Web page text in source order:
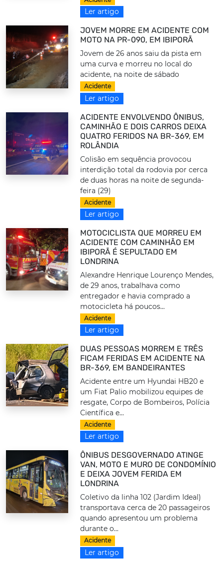
Ler artigo
JOVEM MORRE EM ACIDENTE COM
MOTO NA PR-090, EM IBIPORÃ
Jovem de 26 anos saiu da pista em
uma curva e morreu no local do
acidente, na noite de sábado
Acidente
Ler artigo
ACIDENTE ENVOLVENDO ÔNIBUS,
CAMINHÃO E DOIS CARROS DEIXA
QUATRO FERIDOS NA BR-369, EM
ROLÂNDIA
Colisão em sequência provocou
interdição total da rodovia por cerca
de duas horas na noite de segunda-
feira (29)
Acidente
Ler artigo
MOTOCICLISTA QUE MORREU EM
ACIDENTE COM CAMINHÃO EM
IBIPORÃ É SEPULTADO EM
LONDRINA
Alexandre Henrique Lourenço Mendes,
de 29 anos, trabalhava como
entregador e havia comprado a
motocicleta há poucos...
Acidente
Ler artigo
DUAS PESSOAS MORREM E TRÊS
FICAM FERIDAS EM ACIDENTE NA
BR-369, EM BANDEIRANTES
Acidente entre um Hyundai HB20 e
um Fiat Palio mobilizou equipes de
resgate, Corpo de Bombeiros, Polícia
Científica e...
Acidente
Ler artigo
ÔNIBUS DESGOVERNADO ATINGE
VAN, MOTO E MURO DE CONDOMÍNIO
E DEIXA JOVEM FERIDA EM
LONDRINA
Coletivo da linha 102 (Jardim Ideal)
transportava cerca de 20 passageiros
quando apresentou um problema
durante o...
Acidente
Ler artigo